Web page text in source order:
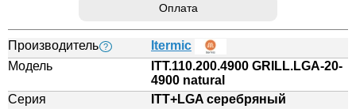
Оплата
Производитель ?
Itermic
Модель
ITT.110.200.4900 GRILL.LGA-20-
4900 natural
Серия
ITT+LGA серебряный